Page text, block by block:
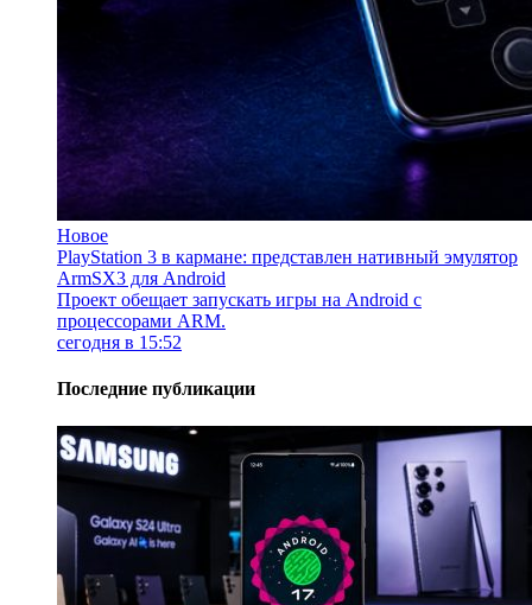
Новое
PlayStation 3 в кармане: представлен нативный эмулятор
ArmSX3 для Android
Проект обещает запускать игры на Android с
процессорами ARM.
сегодня в 15:52
Последние публикации